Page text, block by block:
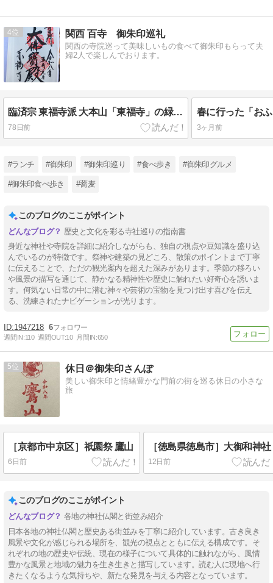
4 関西 百寺 御朱印巡礼
関西の寺院巡って美味しいもの食べて御朱印もらって夫
婦2人で楽しんでおります。
臨済宗 東福寺派 大本山「東福寺」の緑葉が綺麗でした
78日前 3ヶ月前
#ランチ #御朱印 #御朱印巡り #食べ歩き #御朱印グルメ
#御朱印食べ歩き #蕎麦
このブログのここがポイント
歴史と文化を彩る寺社巡りの指南書
身近な神社や寺院を詳細に紹介しながらも、独自の視点や豆知識を盛り込
んでいるのが特徴です。祭神や建築の見どころ、散策のポイントまで丁寧
に伝えることで、ただの観光案内を超えた深みがあります。季節の移ろい
や風景の描写を通じて、静かなる精神性や歴史に触れたい好奇心を誘いま
す。何気ない日常の中に潜む神々や芸術の宝物を見つけ出す喜びを伝え
る、洗練されたナビゲーションが光ります。
1947218 6
週間IN:110 週間OUT:10 月間IN:650
5 休日＠御朱印さんぽ
美しい御朱印と情緒豊かな門前の街を巡る休日の小さな
旅
［京都市中京区］祇園祭 鷹山
6日前
［徳島県徳島市］大御和神社
12日前
このブログのここがポイント
各地の神社仏閣と街並み紹介
日本各地の神社仏閣と歴史ある街並みを丁寧に紹介しています。古き良き
風景や文化が感じられる場所を、観光の視点とともに伝える構成です。そ
れぞれの地の歴史や伝統、現在の様子について具体的に触れながら、風情
豊かな風景と地域の魅力を生き生きと描写しています。読む人に現地へ行
きたくなるような気持ちや、新たな発見を与える内容となっています。